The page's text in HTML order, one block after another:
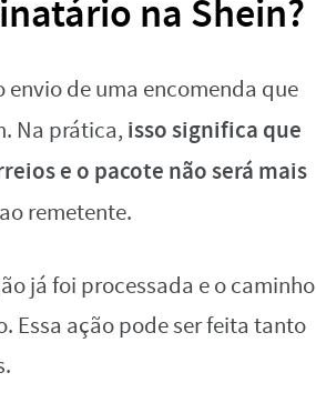
na Shein?
de uma encomenda que
Na prática, isso significa que
e o pacote não será mais
remetente.
já foi processada e o caminho
Essa ação pode ser feita tanto